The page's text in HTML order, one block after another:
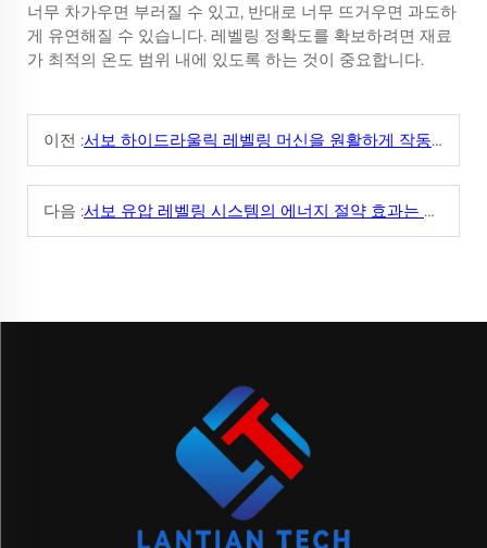
너무 차가우면 부러질 수 있고, 반대로 너무 뜨거우면 과도하
게 유연해질 수 있습니다. 레벨링 정확도를 확보하려면 재료
가 최적의 온도 범위 내에 있도록 하는 것이 중요합니다.
이전 :서보 하이드라울릭 레벨링 머신을 원활하게 작동시키기 위해 어떤 유지 보수 절차가 필요할까요?
다음 :서보 유압 레벨링 시스템의 에너지 절약 효과는 무엇인가요?